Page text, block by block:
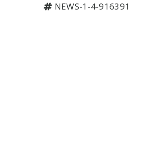
NEWS-1-4-916391